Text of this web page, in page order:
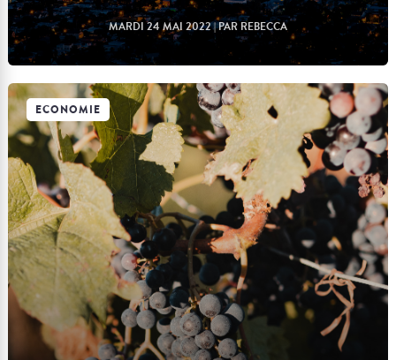
MARDI 24 MAI 2022| PAR REBECCA
Lire l'article
ECONOMIE